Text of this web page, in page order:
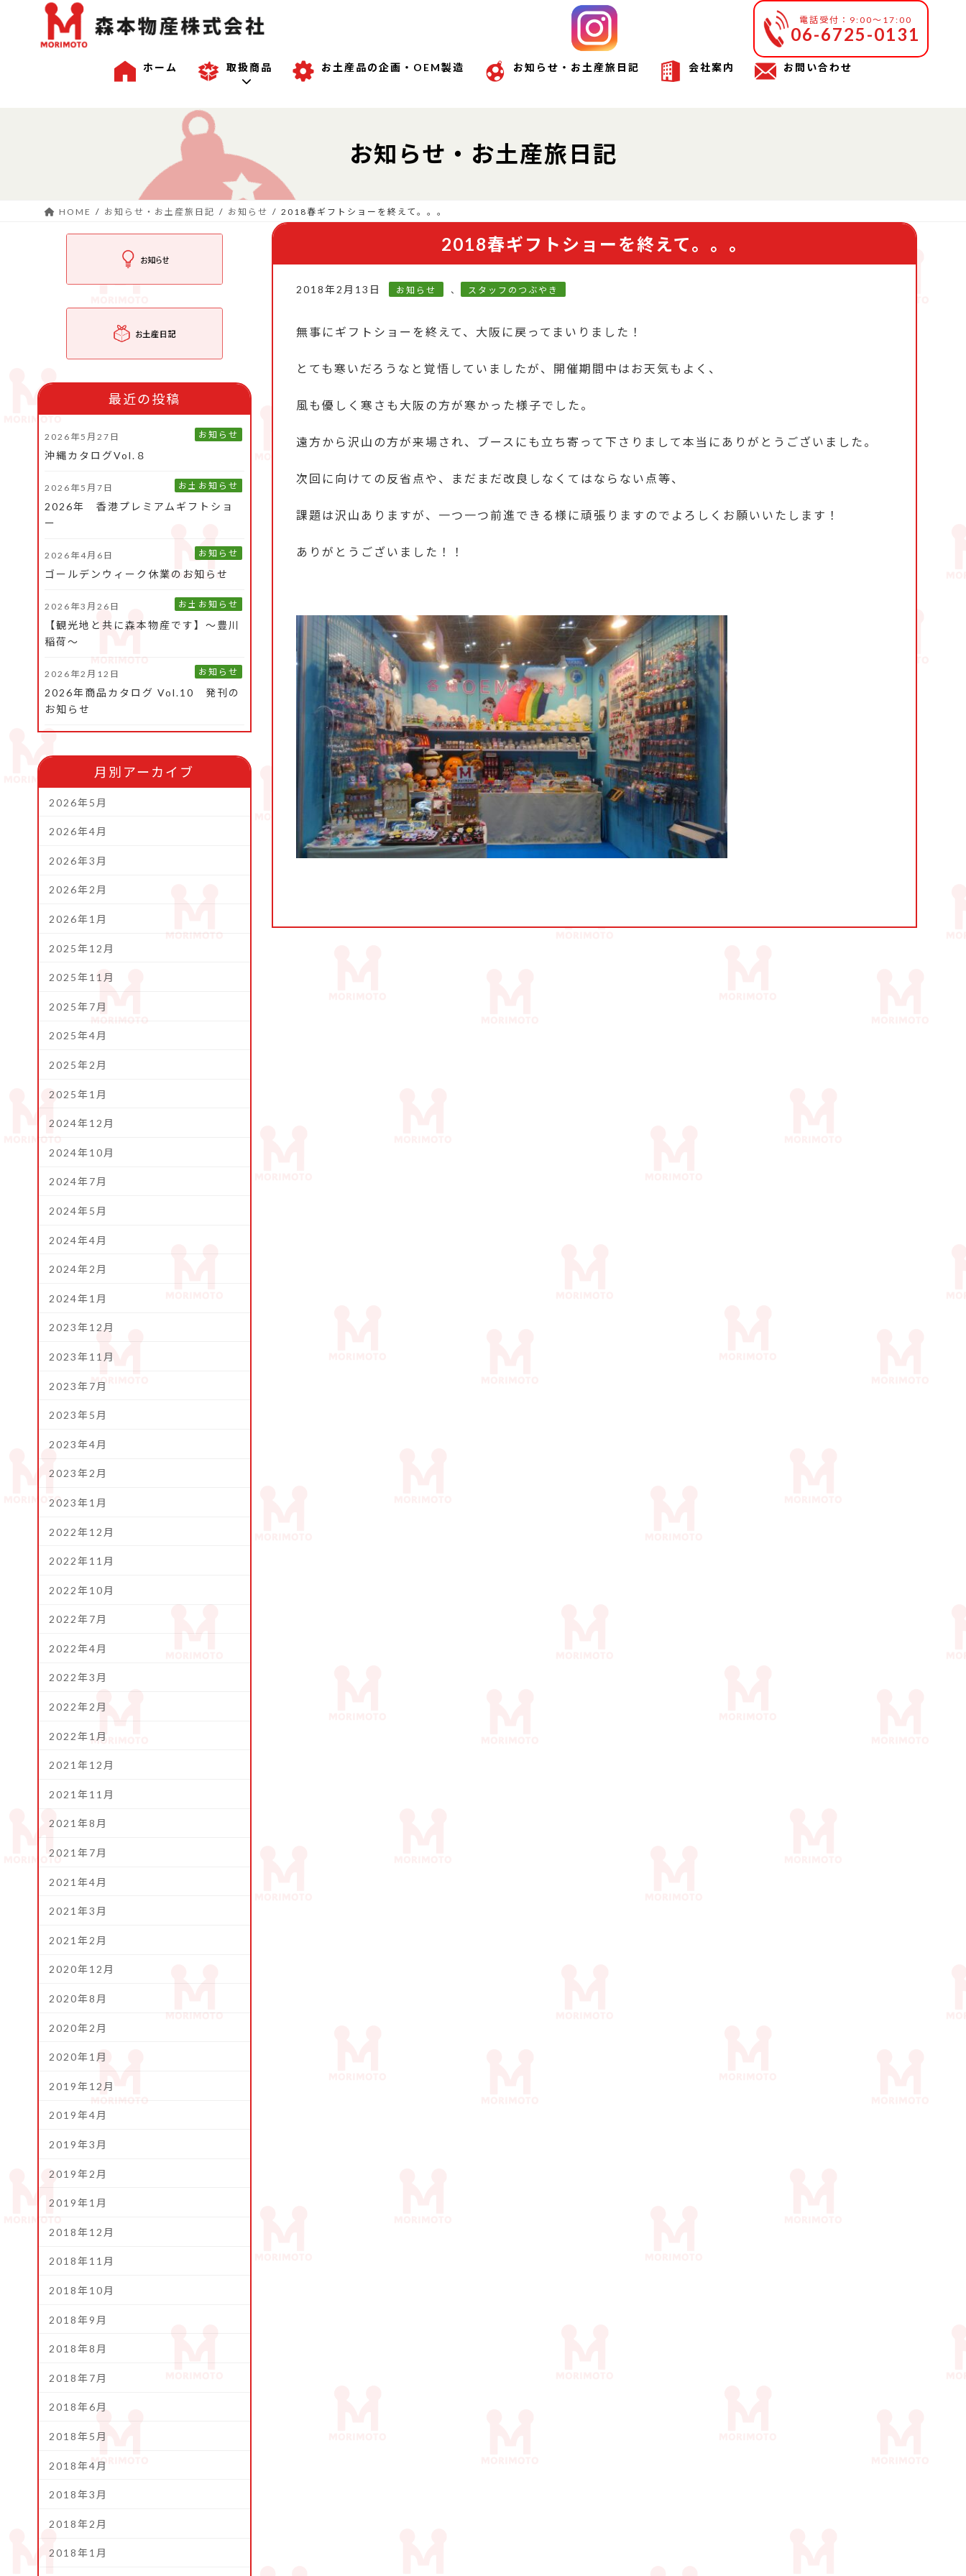
電話受付：9:00～17:00
06-6725-0131
ホーム 取扱商品
一般商品
沖縄商品
お土産品の企画・OEM製造 お知らせ・お土産旅日記 会社案内 お問い合わせ
お知らせ・お土産旅日記
HOME お知らせ・お土産旅日記 お知らせ 2018春ギフトショーを終えて。。。
2018春ギフトショーを終えて。。。
2018年2月13日 お知らせ 、 スタッフのつぶやき
無事にギフトショーを終えて、大阪に戻ってまいりました！
とても寒いだろうなと覚悟していましたが、開催期間中はお天気もよく、
風も優しく寒さも大阪の方が寒かった様子でした。
遠方から沢山の方が来場され、ブースにも立ち寄って下さりまして本当にありがとうございました。
次回に向けての反省点や、まだまだ改良しなくてはならない点等、
課題は沢山ありますが、一つ一つ前進できる様に頑張りますのでよろしくお願いいたします！
ありがとうございました！！
最近の投稿
2026年5月27日 お知らせ
沖縄カタログVol.８
2026年5月7日 お土産旅日記
お知らせ
2026年 香港プレミアムギフトショ
ー
2026年4月6日 お知らせ
ゴールデンウィーク休業のお知らせ
2026年3月26日 お土産旅日記
お知らせ
【観光地と共に森本物産です】～豊川
稲荷～
2026年2月12日 お知らせ
2026年商品カタログ Vol.10 発刊の
お知らせ
月別アーカイブ
2026年5月
2026年4月
2026年3月
2026年2月
2026年1月
2025年12月
2025年11月
2025年7月
2025年4月
2025年2月
2025年1月
2024年12月
2024年10月
2024年7月
2024年5月
2024年4月
2024年2月
2024年1月
2023年12月
2023年11月
2023年7月
2023年5月
2023年4月
2023年2月
2023年1月
2022年12月
2022年11月
2022年10月
2022年7月
2022年4月
2022年3月
2022年2月
2022年1月
2021年12月
2021年11月
2021年8月
2021年7月
2021年4月
2021年3月
2021年2月
2020年12月
2020年8月
2020年2月
2020年1月
2019年12月
2019年4月
2019年3月
2019年2月
2019年1月
2018年12月
2018年11月
2018年10月
2018年9月
2018年8月
2018年7月
2018年6月
2018年5月
2018年4月
2018年3月
2018年2月
2018年1月